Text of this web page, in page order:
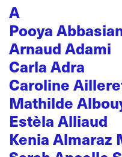
A
Pooya
Arnaud Adami
Carla Adra
Caroline
Mathilde
Estèla Alliaud
Kenia Almaraz